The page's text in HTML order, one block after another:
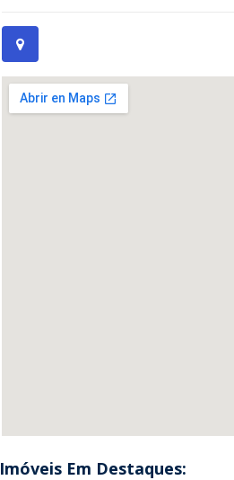
Imóveis Em Destaques: